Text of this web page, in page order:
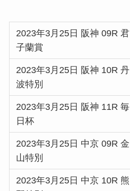
2023年3月25日 阪神 09R 君
子蘭賞
2023年3月25日 阪神 10R 丹
波特別
2023年3月25日 阪神 11R 毎
日杯
2023年3月25日 中京 09R 金
山特別
2023年3月25日 中京 10R 熊